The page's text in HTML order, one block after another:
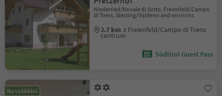
Niederried/Novale di Sotto, Freienfeld/Campo
di Trens, Sterzing/Vipiteno and environs
2.7 km z Freienfeld/Campo di Trens
centrum
Südtirol Guest Pass
Na vyžádání